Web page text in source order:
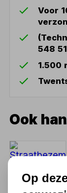
Voor
548
1.500
Ook
Op